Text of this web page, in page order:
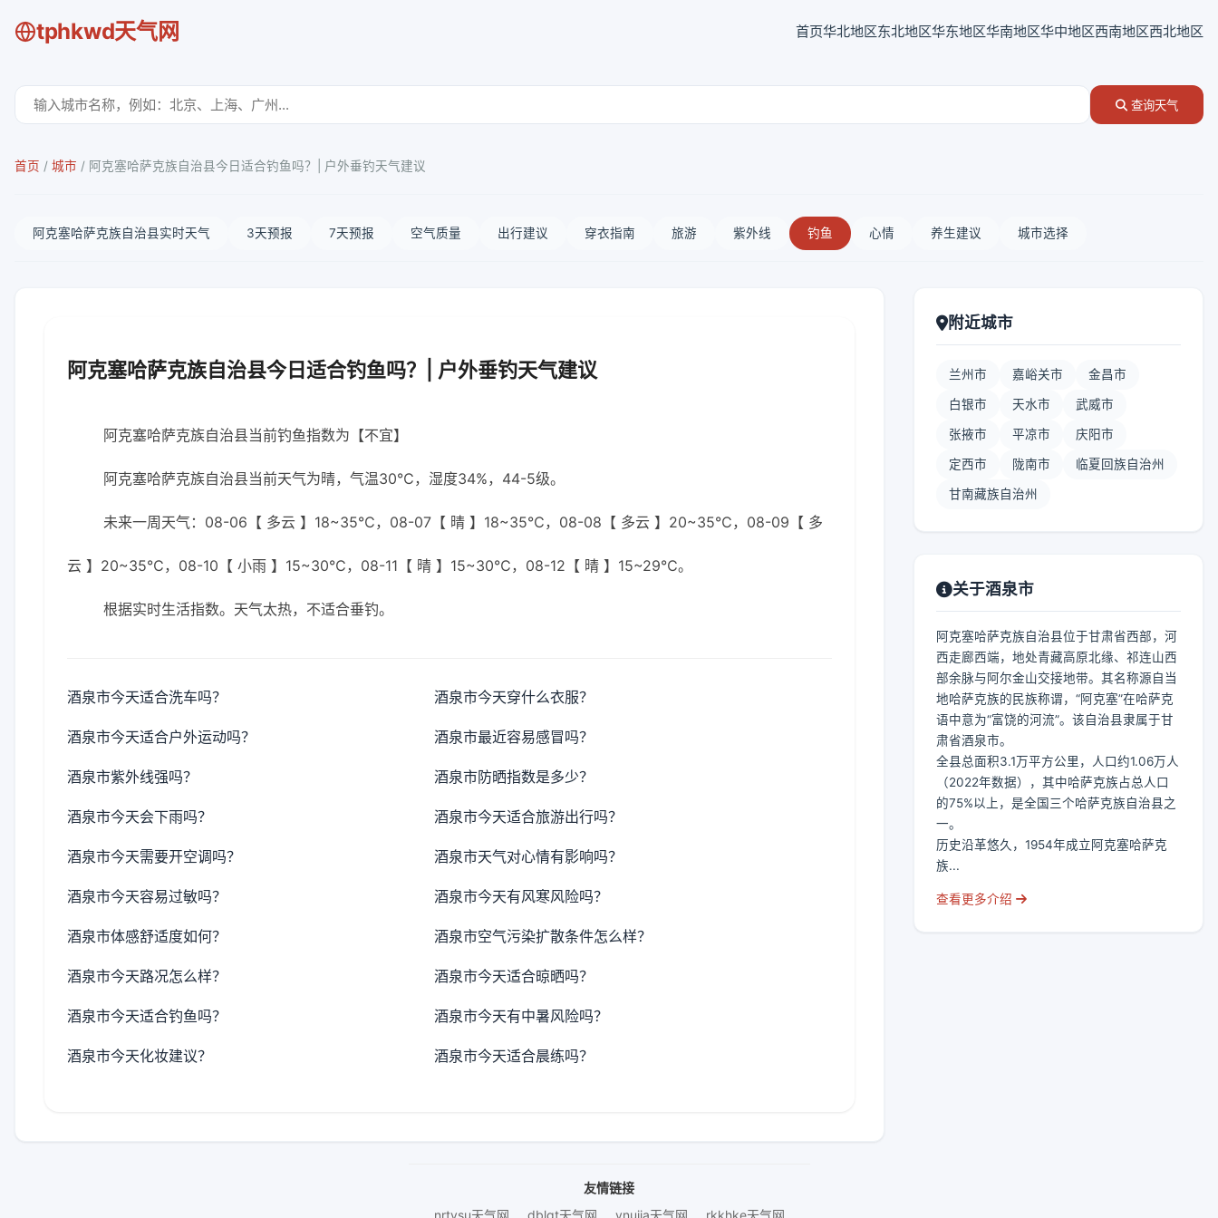
tphkwd天气网 首页华北地区东北地区华东地区华南地区华中地区西南地区西北地区
查询天气
首页 / 城市 / 阿克塞哈萨克族自治县今日适合钓鱼吗？| 户外垂钓天气建议
阿克塞哈萨克族自治县实时天气 3天预报 7天预报 空气质量 出行建议 穿衣指南 旅游 紫外线 钓鱼 心情 养生建议 城市选择
阿克塞哈萨克族自治县今日适合钓鱼吗？| 户外垂钓天气建议
阿克塞哈萨克族自治县当前钓鱼指数为【不宜】
阿克塞哈萨克族自治县当前天气为晴，气温30℃，湿度34%，44-5级。
未来一周天气：08-06【 多云 】18~35℃，08-07【 晴 】18~35℃，08-08【 多云 】20~35℃，08-09【 多
云 】20~35℃，08-10【 小雨 】15~30℃，08-11【 晴 】15~30℃，08-12【 晴 】15~29℃。
根据实时生活指数。天气太热，不适合垂钓。
酒泉市今天适合洗车吗？ 酒泉市今天穿什么衣服？
酒泉市今天适合户外运动吗？ 酒泉市最近容易感冒吗？
酒泉市紫外线强吗？ 酒泉市防晒指数是多少？
酒泉市今天会下雨吗？ 酒泉市今天适合旅游出行吗？
酒泉市今天需要开空调吗？ 酒泉市天气对心情有影响吗？
酒泉市今天容易过敏吗？ 酒泉市今天有风寒风险吗？
酒泉市体感舒适度如何？ 酒泉市空气污染扩散条件怎么样？
酒泉市今天路况怎么样？ 酒泉市今天适合晾晒吗？
酒泉市今天适合钓鱼吗？ 酒泉市今天有中暑风险吗？
酒泉市今天化妆建议？ 酒泉市今天适合晨练吗？
附近城市
兰州市 嘉峪关市 金昌市
白银市 天水市 武威市
张掖市 平凉市 庆阳市
定西市 陇南市 临夏回族自治州
甘南藏族自治州
关于酒泉市
阿克塞哈萨克族自治县位于甘肃省西部，河
西走廊西端，地处青藏高原北缘、祁连山西
部余脉与阿尔金山交接地带。其名称源自当
地哈萨克族的民族称谓，“阿克塞”在哈萨克
语中意为“富饶的河流”。该自治县隶属于甘
肃省酒泉市。
全县总面积3.1万平方公里，人口约1.06万人
（2022年数据），其中哈萨克族占总人口
的75%以上，是全国三个哈萨克族自治县之
一。
历史沿革悠久，1954年成立阿克塞哈萨克
族...
查看更多介绍
友情链接
nrtysu天气网
dblgt天气网 vnujja天气网 rkkhke天气网